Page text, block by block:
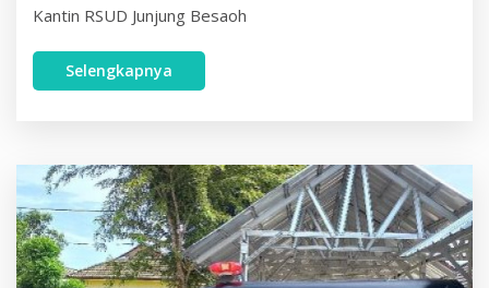
Kantin RSUD Junjung Besaoh
Selengkapnya